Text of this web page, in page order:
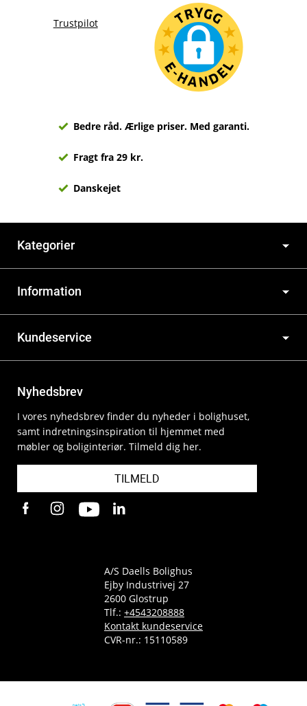
Trustpilot
Bedre råd. Ærlige priser. Med garanti.
Fragt fra 29 kr.
Danskejet
Kategorier
Information
Kundeservice
Nyhedsbrev
I vores nyhedsbrev finder du nyheder i bolighuset,
samt indretningsinspiration til hjemmet med
møbler og boliginteriør. Tilmeld dig her.
TILMELD
A/S Daells Bolighus
Ejby Industrivej 27
2600 Glostrup
Tlf.: +4543208888
Kontakt kundeservice
CVR-nr.: 15110589